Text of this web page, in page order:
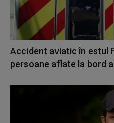
Accident aviatic în estul
persoane aflate la bord